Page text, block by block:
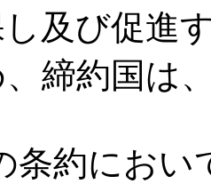
及び促進
締約国は
条約にお